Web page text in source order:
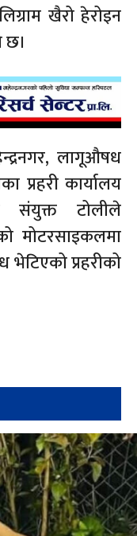
खैरो हेरोइन
छ।
लागूऔषध
प्रहरी कार्यालय
संयुक्त टोलीले
मोटरसाइकलमा
प्रहरीको